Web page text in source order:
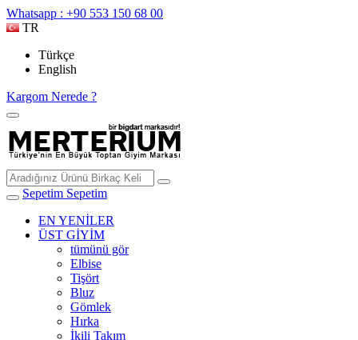
Whatsapp : +90 553 150 68 00
TR
Türkçe
English
Kargom Nerede ?
Sepetim Sepetim
EN YENİLER
ÜST GİYİM
tümünü gör
Elbise
Tişört
Bluz
Gömlek
Hırka
İkili Takım